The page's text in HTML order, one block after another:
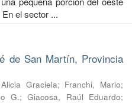
el sector ...
de San Martín, Provincia
Graciela; Franchi, Mario;
G.;Giacosa, Raúl Eduardo;